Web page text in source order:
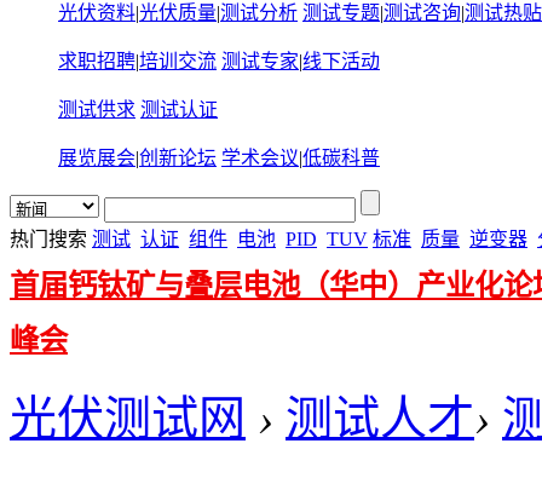
光伏资料|光伏质量|测试分析 测试专题|测试咨询|测试热贴
求职招聘|培训交流 测试专家|线下活动
测试供求 测试认证
展览展会|创新论坛 学术会议|低碳科普
热门搜索 测试 认证 组件 电池 PID TUV 标准 质量 逆变器
首届钙钛矿与叠层电池（华中）产业化论
峰会
光伏测试网 › 测试人才›